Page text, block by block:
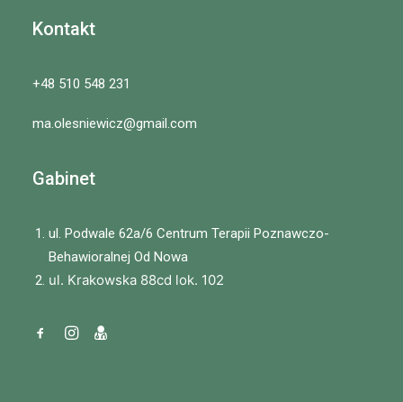
Kontakt
+48 510 548 231
ma.olesniewicz@gmail.com
Gabinet
ul. Podwale 62a/6 Centrum Terapii Poznawczo-
Behawioralnej Od Nowa
ul. Krakowska 88cd lok. 102